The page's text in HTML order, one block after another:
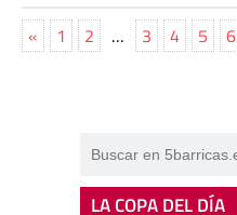
« 1 2 … 3 4 5 6
LA COPA DEL DÍA